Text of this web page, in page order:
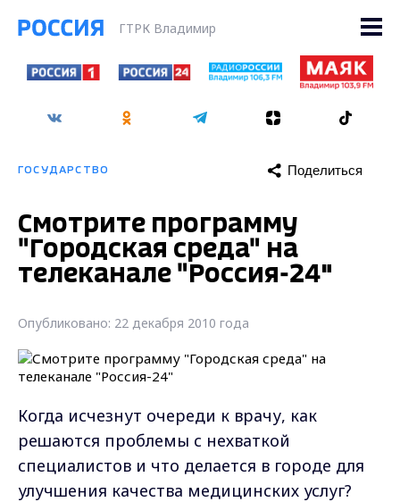
ГТРК Владимир
ГОСУДАРСТВО Поделиться
Смотрите программу
"Городская среда" на
телеканале "Россия-24"
Опубликовано: 22 декабря 2010 года
Когда исчезнут очереди к врачу, как
решаются проблемы с нехваткой
специалистов и что делается в городе для
улучшения качества медицинских услуг?